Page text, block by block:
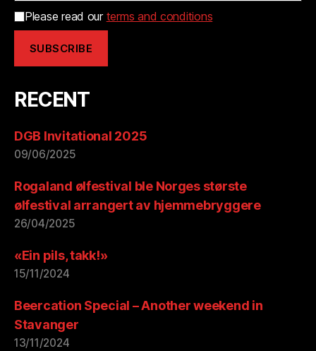
Please read our terms and conditions
RECENT
DGB Invitational 2025
09/06/2025
Rogaland ølfestival ble Norges største
ølfestival arrangert av hjemmebryggere
26/04/2025
«Ein pils, takk!»
15/11/2024
Beercation Special – Another weekend in
Stavanger
13/11/2024